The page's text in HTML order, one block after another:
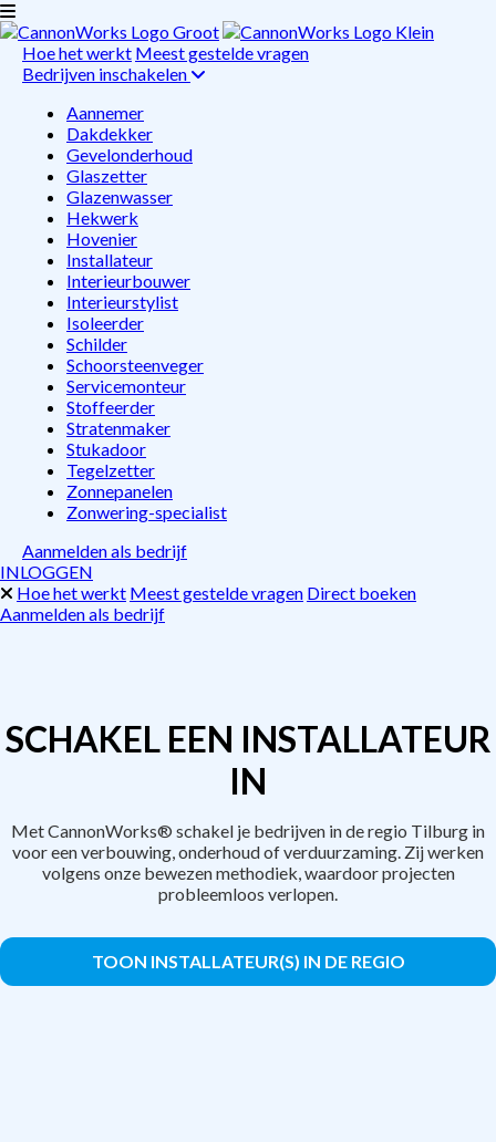
Hoe het werkt Meest gestelde vragen
Bedrijven inschakelen
Aannemer
Dakdekker
Gevelonderhoud
Glaszetter
Glazenwasser
Hekwerk
Hovenier
Installateur
Interieurbouwer
Interieurstylist
Isoleerder
Schilder
Schoorsteenveger
Servicemonteur
Stoffeerder
Stratenmaker
Stukadoor
Tegelzetter
Zonnepanelen
Zonwering-specialist
Aanmelden als bedrijf
INLOGGEN
Hoe het werkt Meest gestelde vragen Direct boeken
Aanmelden als bedrijf
SCHAKEL EEN INSTALLATEUR
IN
Met CannonWorks® schakel je bedrijven in de regio Tilburg in
voor een verbouwing, onderhoud of verduurzaming. Zij werken
volgens onze bewezen methodiek, waardoor projecten
probleemloos verlopen.
TOON INSTALLATEUR(S) IN DE REGIO